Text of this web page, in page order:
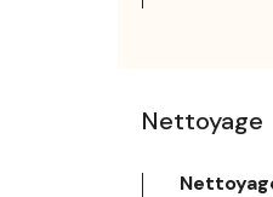
Nettoyage